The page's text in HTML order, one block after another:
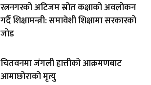
रत्ननगरको अटिजम स्रोत कक्षाको अवलोकन
गर्दै शिक्षामन्त्री: समावेशी शिक्षामा सरकारको
जोड
चितवनमा जंगली हात्तीको आक्रमणबाट
आमाछोराको मृत्यु